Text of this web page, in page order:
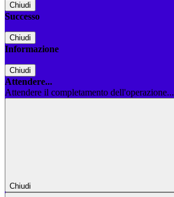
Chiudi
Successo
Chiudi
Informazione
Chiudi
Attendere...
Attendere il completamento dell'operazione...
Chiudi